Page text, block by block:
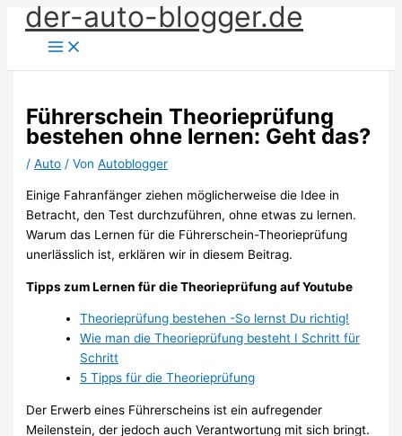
Zum
Inhalt
springen
der-auto-blogger.de
Führerschein Theorieprüfung
bestehen ohne lernen: Geht das?
/Auto / VonAutoblogger
Einige Fahranfänger ziehen möglicherweise die Idee in
Betracht, den Test durchzuführen, ohne etwas zu lernen.
Warum das Lernen für die Führerschein-Theorieprüfung
unerlässlich ist, erklären wir in diesem Beitrag.
Tipps zum Lernen für die Theorieprüfung auf Youtube
Theorieprüfung bestehen -So lernst Du richtig!
Wie man die Theorieprüfung besteht I Schritt für
Schritt
5 Tipps für die Theorieprüfung
Der Erwerb eines Führerscheins ist ein aufregender
Meilenstein, der jedoch auch Verantwortung mit sich bringt.